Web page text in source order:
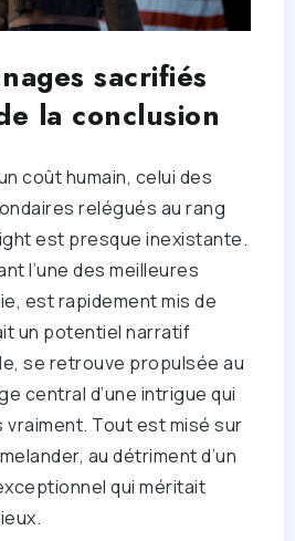
sacrifiés
la conclusion
coût humain, celui des
relégués au rang
est presque inexistante.
l’une des meilleures
est rapidement mis de
un potentiel narratif
se retrouve propulsée au
central d’une intrigue qui
vraiment. Tout est misé sur
au détriment d’un
qui méritait